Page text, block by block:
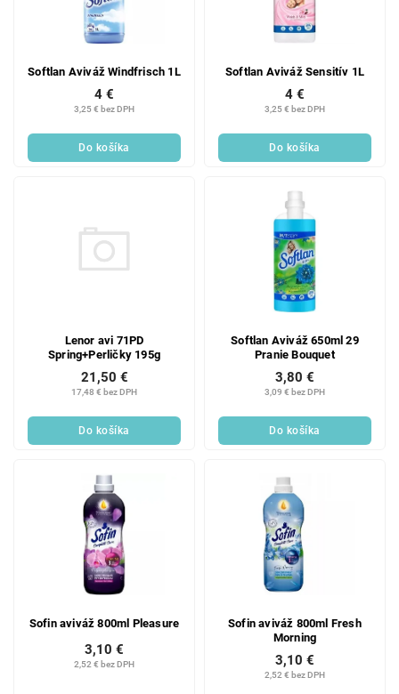
Softlan Aviváž Windfrisch 1L
3,25 € bez DPH
4 €
Do košíka
Softlan Aviváž Sensitív 1L
3,25 € bez DPH
4 €
Do košíka
Lenor avi 71PD
Spring+Perličky 195g
17,48 € bez DPH
21,50 €
Do košíka
Softlan Aviváž 650ml 29
Pranie Bouquet
3,09 € bez DPH
3,80 €
Do košíka
Sofin aviváž 800ml Pleasure
2,52 € bez DPH
3,10 €
Sofin aviváž 800ml Fresh
Morning
2,52 € bez DPH
3,10 €